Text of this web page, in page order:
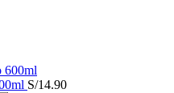
S/14.90